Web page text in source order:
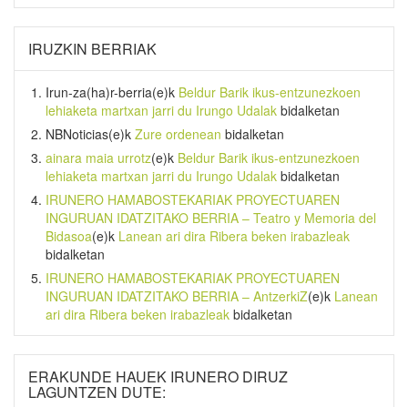
IRUZKIN BERRIAK
Irun-za(ha)r-berria(e)k Beldur Barik ikus-entzunezkoen
lehiaketa martxan jarri du Irungo Udalak bidalketan
NBNoticias(e)k Zure ordenean bidalketan
ainara maia urrotz(e)k Beldur Barik ikus-entzunezkoen
lehiaketa martxan jarri du Irungo Udalak bidalketan
IRUNERO HAMABOSTEKARIAK PROYECTUAREN
INGURUAN IDATZITAKO BERRIA – Teatro y Memoria del
Bidasoa(e)k Lanean ari dira Ribera beken irabazleak
bidalketan
IRUNERO HAMABOSTEKARIAK PROYECTUAREN
INGURUAN IDATZITAKO BERRIA – AntzerkiZ(e)k Lanean
ari dira Ribera beken irabazleak bidalketan
ERAKUNDE HAUEK IRUNERO DIRUZ
LAGUNTZEN DUTE: